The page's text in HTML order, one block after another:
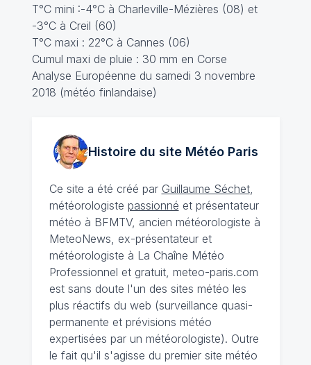
T°C mini :-4°C à Charleville-Mézières (08) et
-3°C à Creil (60)
T°C maxi : 22°C à Cannes (06)
Cumul maxi de pluie : 30 mm en Corse
Analyse Européenne du samedi 3 novembre
2018 (météo finlandaise)
Histoire du site MétéoParis
Ce site a été créé par Guillaume Séchet,
météorologiste passionné et présentateur
météo à BFMTV, ancien météorologiste à
MeteoNews, ex-présentateur et
météorologiste à La Chaîne Météo
Professionnel et gratuit, meteo-paris.com
est sans doute l'un des sites météo les
plus réactifs du web (surveillance quasi-
permanente et prévisions météo
expertisées par un météorologiste). Outre
le fait qu'il s'agisse du premier site météo